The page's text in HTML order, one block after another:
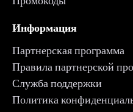
Информация
Партнерская программа
Правила партнерской
Служба поддержки
Политика